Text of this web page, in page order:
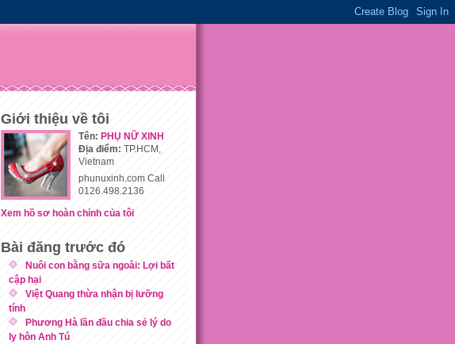
Giới thiệu về tôi
Tên: PHỤ NỮ XINH
Địa điểm: TP.HCM,
Vietnam
phunuxinh.com Call
0126.498.2136
Xem hồ sơ hoàn chỉnh của tôi
Bài đăng trước đó
Nuôi con bằng sữa ngoài: Lợi bất
cập hại
Việt Quang thừa nhận bị lưỡng
tính
Phương Hà lần đầu chia sẻ lý do
ly hôn Anh Tú